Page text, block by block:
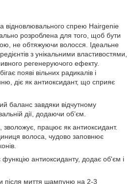
відновлювального спрею Hairgenie
розроблена для того, щоб бути
не обтяжуючи волосся. Ідеальне
з унікальними властивостями,
регенеруючого ефекту.
появі вільних радикалів і
діє як антиоксидант, що сприяє
баланс завдяки відчутному
дії, додаючи об’єм.
зволожує, працює як антиоксидант.
волоса, чудово заповнює
антиоксиданту, додає об'єм і
після миття шампуню на 2-3